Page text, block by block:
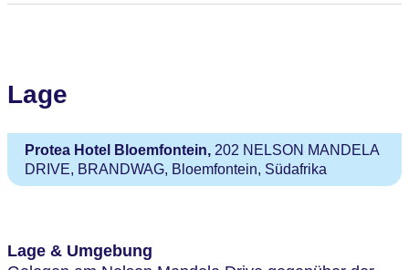
Lage
Protea Hotel Bloemfontein, 202 NELSON MANDELA
DRIVE, BRANDWAG, Bloemfontein, Südafrika
Lage & Umgebung